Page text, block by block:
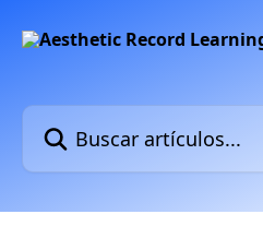
Buscar artículos...